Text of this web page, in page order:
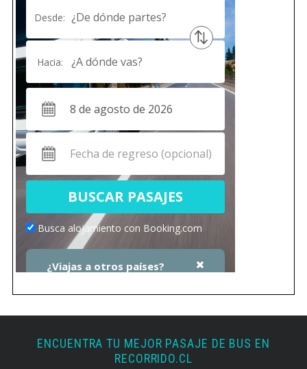
ENCUENTRA TU MEJOR PASAJE DE BUS EN
RECORRIDO.CL